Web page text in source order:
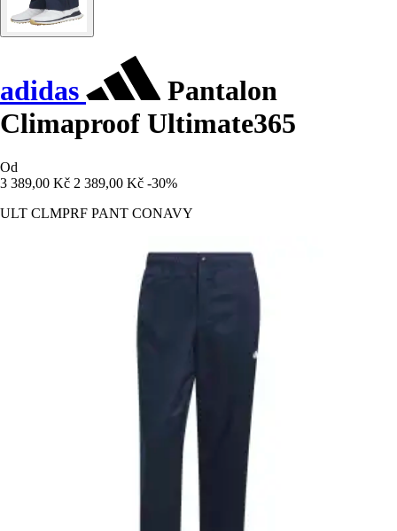
adidas
Pantalon
Climaproof Ultimate365
Od
3 389,00 Kč 2 389,00 Kč -30%
ULT CLMPRF PANT CONAVY